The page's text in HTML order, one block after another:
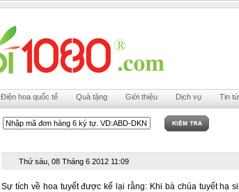
Điện hoa quốc tế Quà tặng Giới thiệu Dịch vụ Tin
Thứ sáu, 08 Tháng 6 2012 11:09
Sự tích về hoa tuyết được kể lại rằng: Khi bà chúa tuyết hạ